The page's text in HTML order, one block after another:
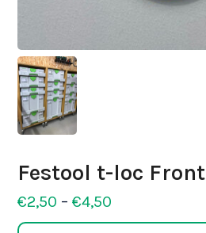
Festool t-loc Front
€2,50 –€4,50
€2,50